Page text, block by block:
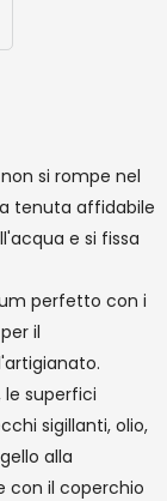
si rompe nel
tenuta affidabile
e si fissa
perfetto con i
il
le superfici
sigillanti, olio,
alla
con il coperchio